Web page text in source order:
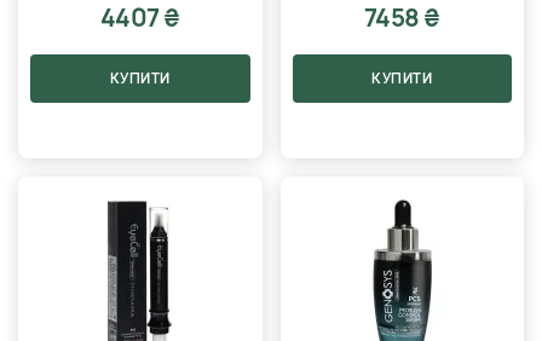
4407 ₴
КУПИТИ
7458 ₴
КУПИТИ